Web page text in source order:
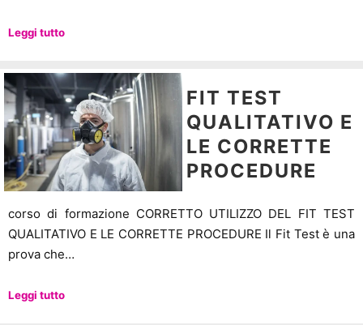
Leggi tutto
FIT TEST
QUALITATIVO E
LE CORRETTE
PROCEDURE
corso di formazione CORRETTO UTILIZZO DEL FIT TEST
QUALITATIVO E LE CORRETTE PROCEDURE Il Fit Test è una
prova che…
Leggi tutto